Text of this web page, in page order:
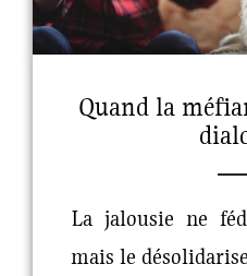
Quand la
La jalousie ne
mais le